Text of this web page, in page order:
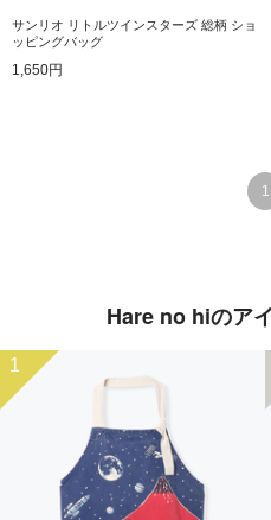
サンリオ リトルツインスターズ 総柄 ショ
ッピングバッグ
1,650円
1
Hare no hiのア
1